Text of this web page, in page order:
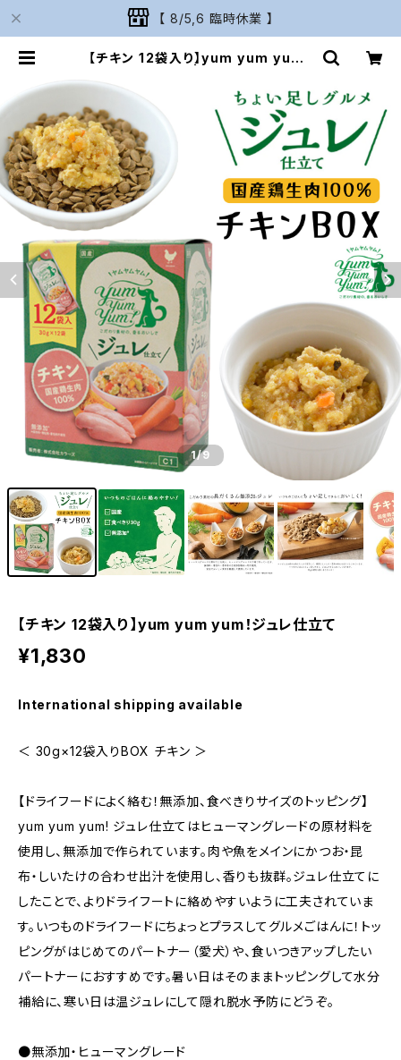
【 8/5,6 臨時休業 】
【チキン 12袋入り】yum yum yum！
1/9
【チキン 12袋入り】yum yum yum！ジュレ仕立て
¥1,830
International shipping available
＜ 30g×12袋入りBOX チキン ＞
【ドライフードによく絡む！無添加、食べきりサイズのトッピング】
yum yum yum! ジュレ仕立てはヒューマングレードの原材料を
使用し、無添加で作られています。肉や魚をメインにかつお・昆
布・しいたけの合わせ出汁を使用し、香りも抜群。ジュレ仕立てに
したことで、よりドライフートに絡めやすいように工夫されていま
す。いつものドライフードにちょっとプラスしてグルメごはんに！トッ
ピングがはじめてのパートナー（愛犬）や、食いつきアップしたい
パートナーにおすすめです。暑い日はそのままトッピングして水分
補給に、寒い日は温ジュレにして隠れ脱水予防にどうぞ。
●無添加・ヒューマングレード